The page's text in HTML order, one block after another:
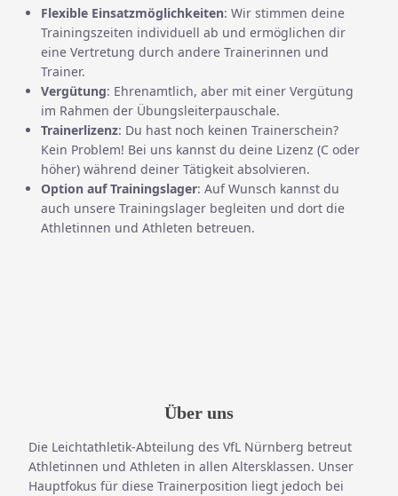
Flexible Einsatzmöglichkeiten: Wir stimmen deine
Trainingszeiten individuell ab und ermöglichen dir
eine Vertretung durch andere Trainerinnen und
Trainer.
Vergütung: Ehrenamtlich, aber mit einer Vergütung
im Rahmen der Übungsleiterpauschale.
Trainerlizenz: Du hast noch keinen Trainerschein?
Kein Problem! Bei uns kannst du deine Lizenz (C oder
höher) während deiner Tätigkeit absolvieren.
Option auf Trainingslager: Auf Wunsch kannst du
auch unsere Trainingslager begleiten und dort die
Athletinnen und Athleten betreuen.
Über uns
Die Leichtathletik-Abteilung des VfL Nürnberg betreut
Athletinnen und Athleten in allen Altersklassen. Unser
Hauptfokus für diese Trainerposition liegt jedoch bei